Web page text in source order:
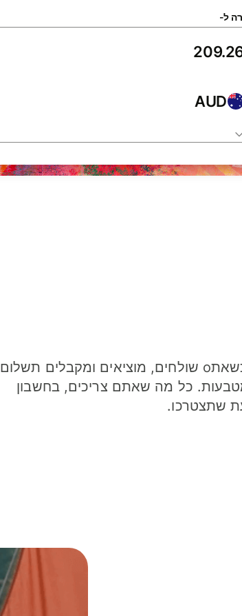
ל-
AUD
חסכו כסף כשאתo שולחים, מוציאים ומקבלים תשלום
40 מטבעות. כל מה שאתם צריכים, בחשבון
שתצטרכו.